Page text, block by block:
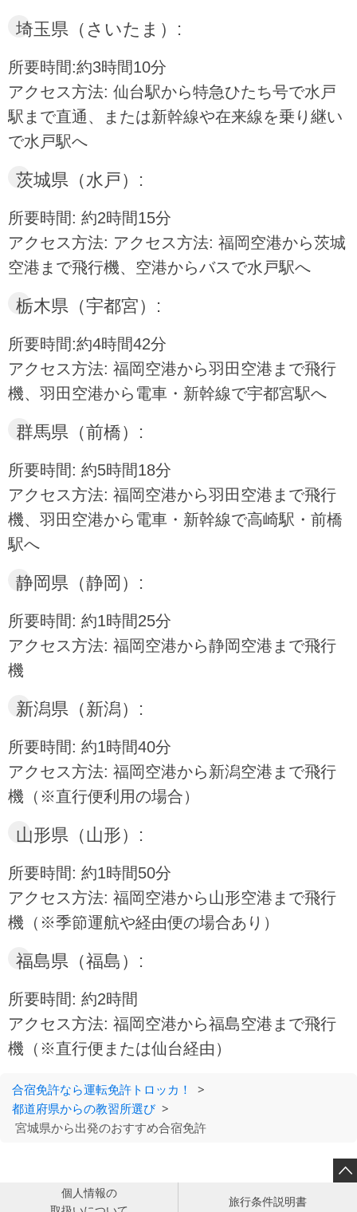
埼玉県（さいたま）:
所要時間:約3時間10分
アクセス方法: 仙台駅から特急ひたち号で水戸
駅まで直通、または新幹線や在来線を乗り継い
で水戸駅へ
茨城県（水戸）:
所要時間: 約2時間15分
アクセス方法: アクセス方法: 福岡空港から茨城
空港まで飛行機、空港からバスで水戸駅へ
栃木県（宇都宮）:
所要時間:約4時間42分
アクセス方法: 福岡空港から羽田空港まで飛行
機、羽田空港から電車・新幹線で宇都宮駅へ
群馬県（前橋）:
所要時間: 約5時間18分
アクセス方法: 福岡空港から羽田空港まで飛行
機、羽田空港から電車・新幹線で高崎駅・前橋
駅へ
静岡県（静岡）:
所要時間: 約1時間25分
アクセス方法: 福岡空港から静岡空港まで飛行
機
新潟県（新潟）:
所要時間: 約1時間40分
アクセス方法: 福岡空港から新潟空港まで飛行
機（※直行便利用の場合）
山形県（山形）:
所要時間: 約1時間50分
アクセス方法: 福岡空港から山形空港まで飛行
機（※季節運航や経由便の場合あり）
福島県（福島）:
所要時間: 約2時間
アクセス方法: 福岡空港から福島空港まで飛行
機（※直行便または仙台経由）
合宿免許なら運転免許トロッカ！
>
都道府県からの教習所選び >
宮城県から出発のおすすめ合宿免許

個人情報の
旅行条件説明書